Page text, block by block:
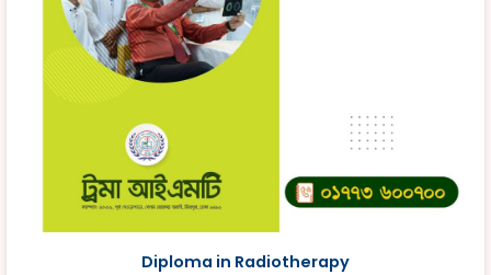
Diploma in Radiotherapy